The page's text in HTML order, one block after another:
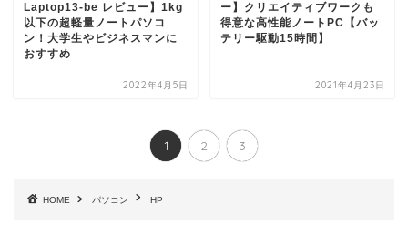
Laptop13-be レビュー】1kg
以下の超軽量ノートパソコ
ン！大学生やビジネスマンに
おすすめ
2022年4月5日
ー】クリエイティブワークも
得意な高性能ノートPC【バッ
テリー駆動15時間】
2021年4月23日
1 2 3
HOME パソコン HP